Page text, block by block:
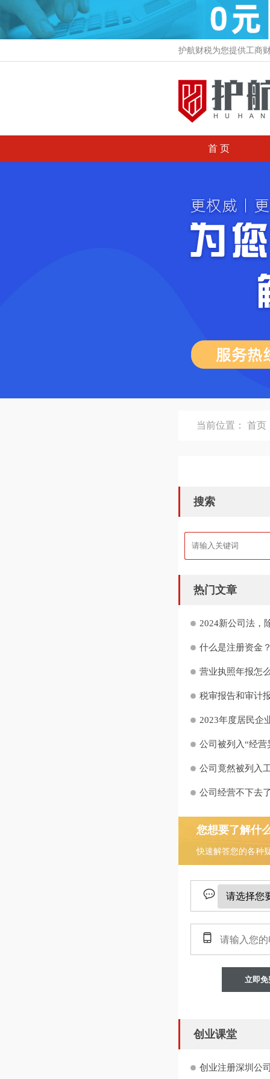
护航财税为您提供工商
首 页
当前位置： 首页
搜索
热门文章
2024新公司法，
什么是注册资金
营业执照年报怎
税审报告和审计
2023年度居民企
公司被列入“经营
公司竟然被列入
公司经营不下去
您想要了解什
快速解答您的各种
立即免
创业课堂
创业注册深圳公